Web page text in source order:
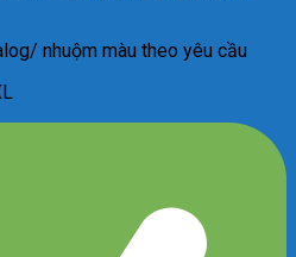
nhuộm màu theo yêu cầu